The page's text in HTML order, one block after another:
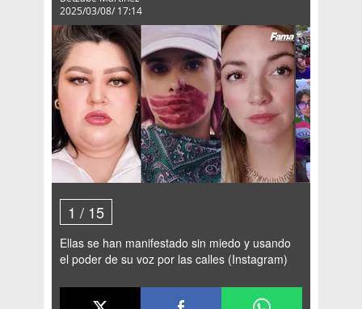
2025/03/08/ 17:14
1 / 15
Ellas se han manifestado sin miedo y usando
el poder de su voz por las calles (Instagram)